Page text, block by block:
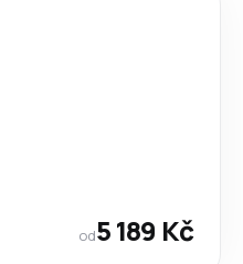
od5 189 Kč